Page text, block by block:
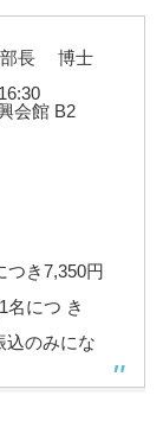
部長 博士
会館 B2
つき7,350円
つ き
のみにな